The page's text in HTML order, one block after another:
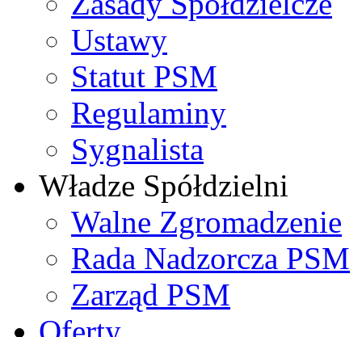
Ustawy
Statut PSM
Regulaminy
Sygnalista
Władze Spółdzielni
Walne Zgromadzenie
Rada Nadzorcza PSM
Zarząd PSM